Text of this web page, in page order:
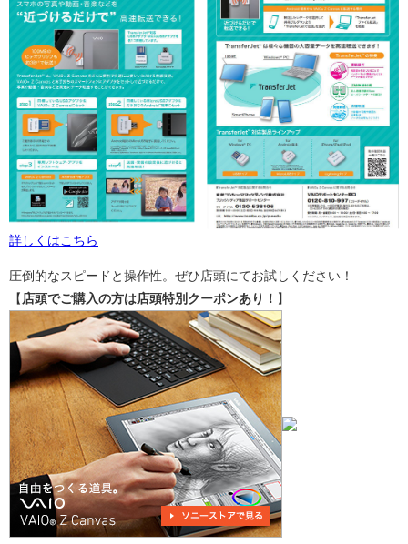
詳しくはこちら
圧倒的なスピードと操作性。ぜひ店頭にてお試しください！
【 店頭でご購入の方は店頭特別クーポンあり！ 】